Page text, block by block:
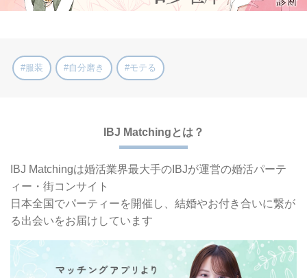
#服装 #自分磨き #モテる
IBJ Matchingとは？
IBJ Matchingは婚活業界最大手の IBJが運営の婚活パーテ
ィー・街コンサイト
日本全国でパーティーを開催し、 結婚やお付き合いに繋が
る出会いをお届けしています